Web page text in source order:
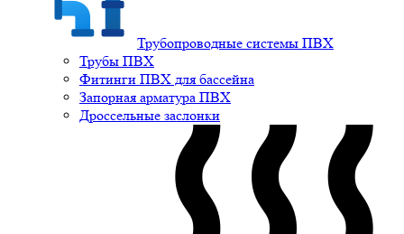
Трубопроводные системы ПВХ
Трубы ПВХ
Фитинги ПВХ для бассейна
Запорная арматура ПВХ
Дроссельные заслонки